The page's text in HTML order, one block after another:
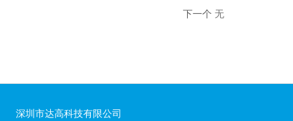
下一个 无
深圳市达高科技有限公司